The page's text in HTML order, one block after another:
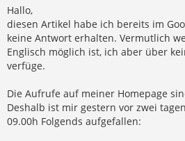
r
a
g
Hallo,
diesen Artikel habe ich bereits im
keine Antwort erhalten. Vermutlich
Englisch möglich ist, ich aber über
verfüge.
Die Aufrufe auf meiner Homepage
Deshalb ist mir gestern vor zwei
09.00h Folgends aufgefallen: